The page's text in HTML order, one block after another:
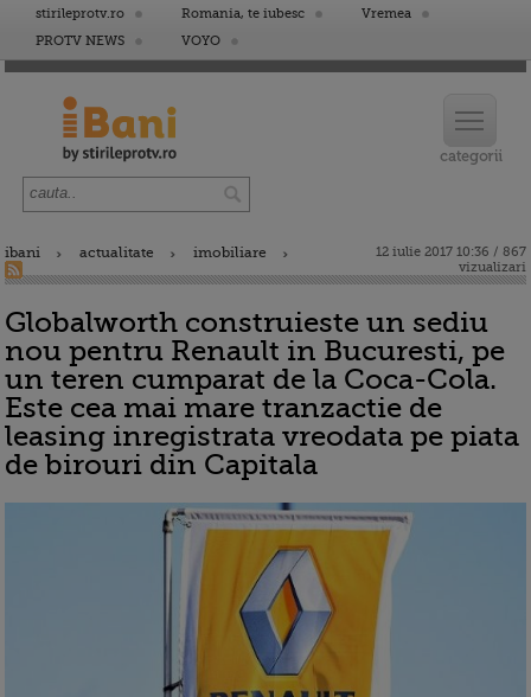
stirileprotv.ro Romania, te iubesc
Vremea
PROTV NEWS
VOYO
ibani actualitate imobiliare
12 iulie 2017 10:36 / 867
vizualizari
Globalworth construieste un sediu
nou pentru Renault in Bucuresti, pe
un teren cumparat de la Coca-Cola.
Este cea mai mare tranzactie de
leasing inregistrata vreodata pe piata
de birouri din Capitala